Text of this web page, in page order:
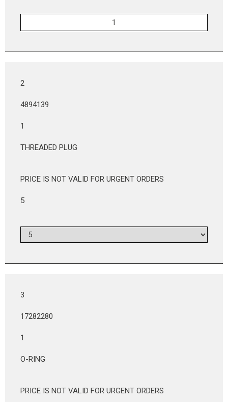
2
4894139
1
THREADED PLUG
PRICE IS NOT VALID FOR URGENT ORDERS
5
3
17282280
1
O-RING
PRICE IS NOT VALID FOR URGENT ORDERS